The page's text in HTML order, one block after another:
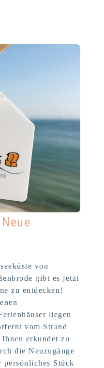
von
gibt es jetzt
zu entdecken!
liegen
vom Strand
erkundet zu
die Neuzugänge
Stück